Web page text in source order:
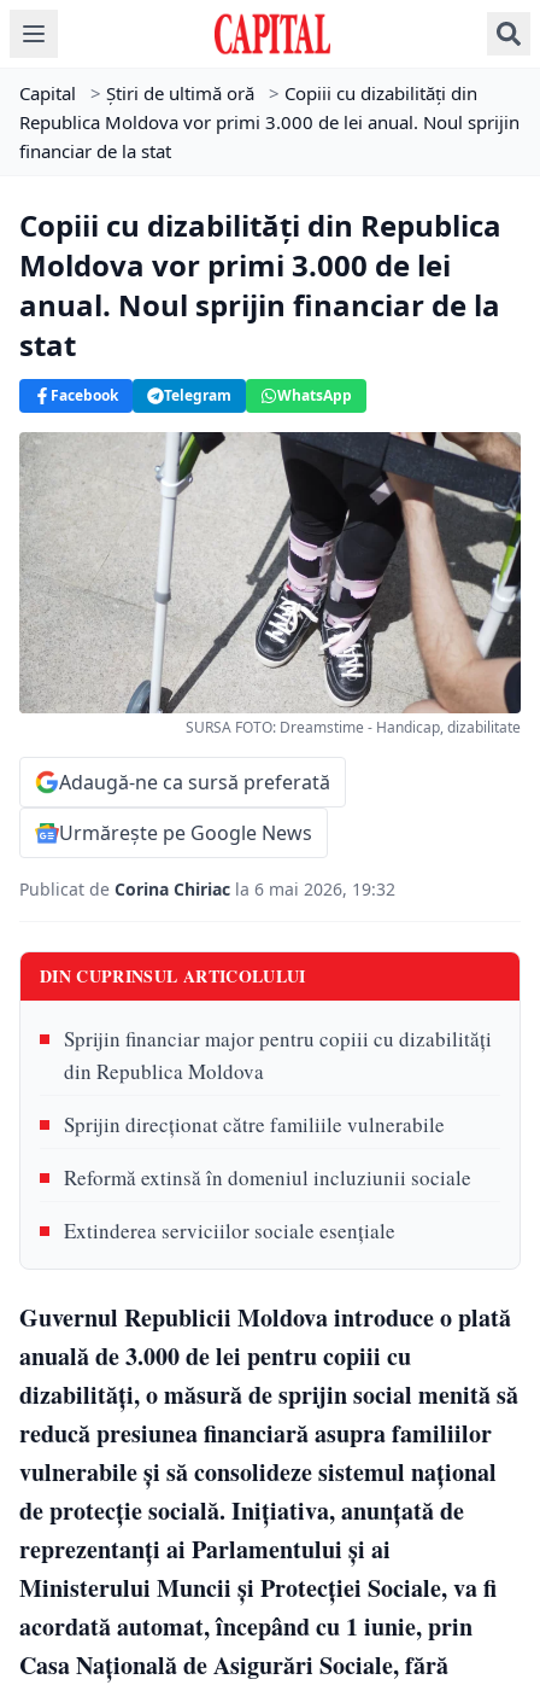
Capital > Știri de ultimă oră > Copiii cu dizabilități din
Republica Moldova vor primi 3.000 de lei anual. Noul sprijin
financiar de la stat
Copiii cu dizabilități din Republica
Moldova vor primi 3.000 de lei
anual. Noul sprijin financiar de la
stat
Facebook Telegram WhatsApp
SURSA FOTO: Dreamstime - Handicap, dizabilitate
Adaugă-ne ca sursă preferată
Urmărește pe Google News
Publicat de Corina Chiriac la 6 mai 2026, 19:32
DIN CUPRINSUL ARTICOLULUI
Sprijin financiar major pentru copiii cu dizabilități
din Republica Moldova
Sprijin direcționat către familiile vulnerabile
Reformă extinsă în domeniul incluziunii sociale
Extinderea serviciilor sociale esențiale
Guvernul Republicii Moldova introduce o plată
anuală de 3.000 de lei pentru copiii cu
dizabilități, o măsură de sprijin social menită să
reducă presiunea financiară asupra familiilor
vulnerabile și să consolideze sistemul național
de protecție socială. Inițiativa, anunțată de
reprezentanți ai Parlamentului și ai
Ministerului Muncii și Protecției Sociale, va fi
acordată automat, începând cu 1 iunie, prin
Casa Națională de Asigurări Sociale, fără